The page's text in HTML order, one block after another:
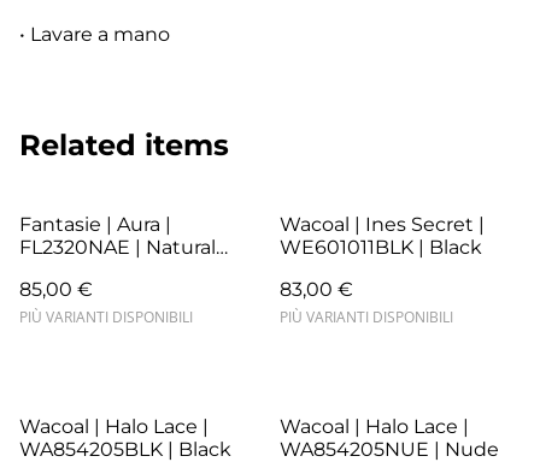
• Lavare a mano
Related items
Fantasie | Aura |
FL2320NAE | Natural
85,00 €
PIÙ VARIANTI DISPONIBILI
Wacoal | Ines Secret |
WE601011BLK | Black
83,00 €
PIÙ VARIANTI DISPONIBILI
Wacoal | Halo Lace |
WA854205BLK | Black
Wacoal | Halo Lace |
WA854205NUE | Nude